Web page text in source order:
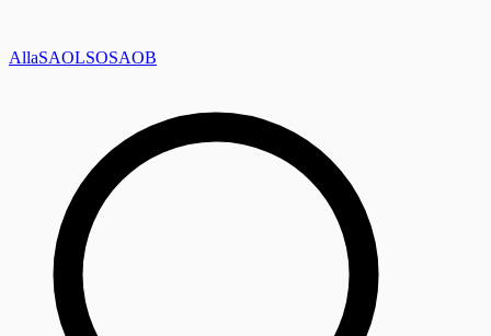
AllaSAOLSOSAOB